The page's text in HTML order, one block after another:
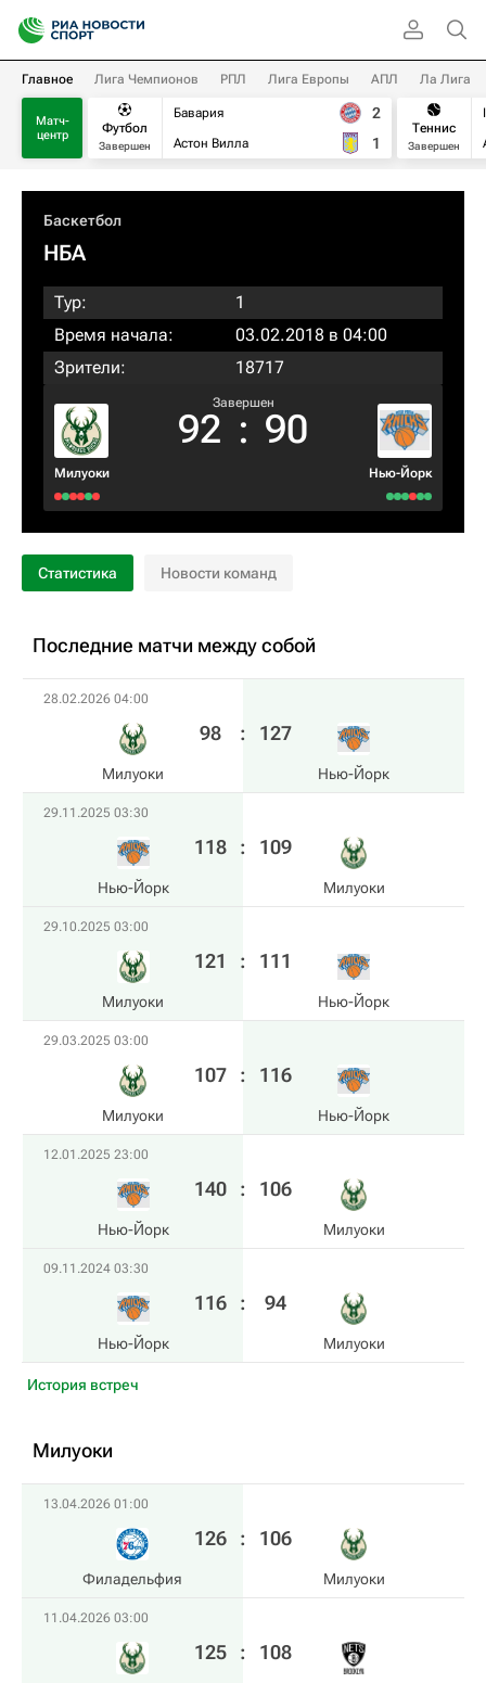
Главное Лига Чемпионов РПЛ Лига Европы АПЛ Ла Лига
Матч-
центр
Футбол
Завершен
Бавария
Астон Вилла
2
1
Теннис
Завершен
Баскетбол
НБА
Тур:
1
Время начала:
03.02.2018 в 04:00
Зрители:
18717
Милуоки
Завершен
92 : 90
Нью-Йорк
Статистика Новости команд
Последние матчи между собой
28.02.2026 04:00
Милуоки
98 : 127
Нью-Йорк
29.11.2025 03:30
Нью-Йорк
118 : 109
Милуоки
29.10.2025 03:00
Милуоки
121 : 111
Нью-Йорк
29.03.2025 03:00
Милуоки
107 : 116
Нью-Йорк
12.01.2025 23:00
Нью-Йорк
140 : 106
Милуоки
09.11.2024 03:30
Нью-Йорк
116 : 94
Милуоки
История встреч
Милуоки
13.04.2026 01:00
Филадельфия
126 : 106
Милуоки
11.04.2026 03:00
125 : 108